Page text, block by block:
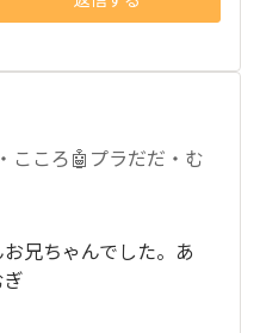
こころ🤖プラだだ・む
兄ちゃんでした。あ